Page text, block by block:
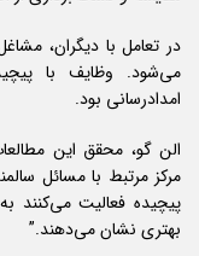
در تعامل با دیگران،
می‌شود. وظایف با
امدادرسانی بود.
الن گو، محقق این
مرکز مرتبط با مسائل
پیچیده فعالیت می‌کنند
بهتری نشان می‌دهند.”